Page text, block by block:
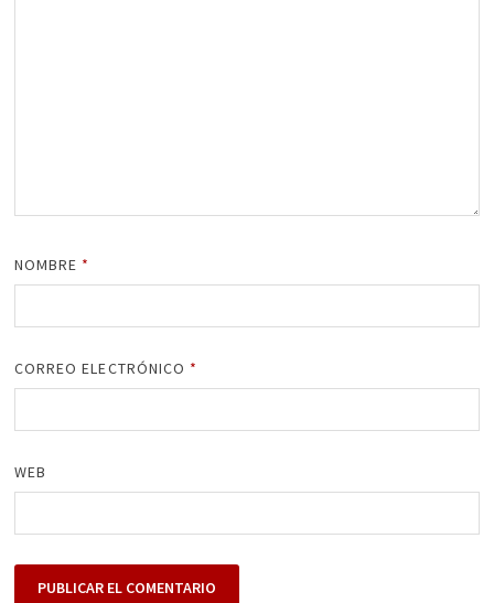
NOMBRE *
CORREO ELECTRÓNICO *
WEB